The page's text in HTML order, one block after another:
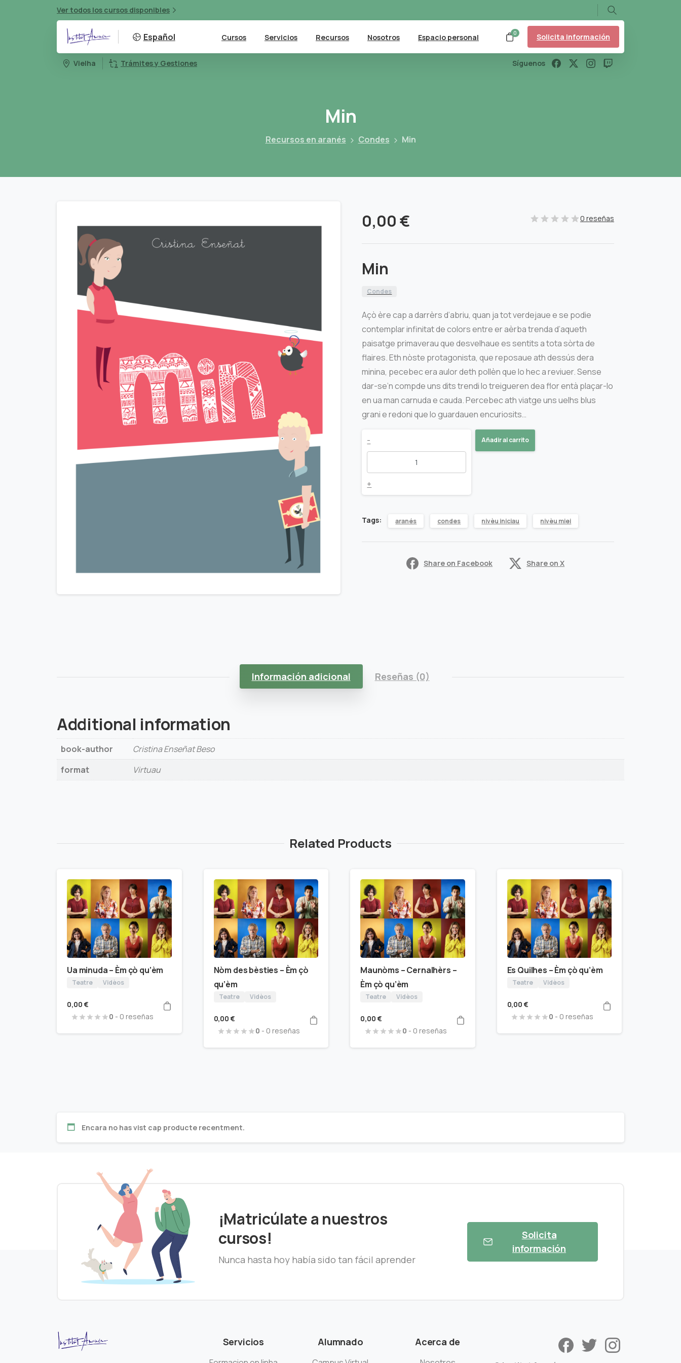
Ver todos los cursos disponibles
Search
Español Cursos Servicios Recursos Nosotros Espacio personal 0 Solicita información
Vielha Trámites y Gestiones Síguenos
Min
Recursos en aranés Condes Min
0,00€ 0 reseñas
Min
Condes
Açò ère cap a darrèrs d’abriu, quan ja tot verdejaue e se podie
contemplar infinitat de colors entre er aèrba trenda d’aqueth
paisatge primaverau que desvelhaue es sentits a tota sòrta de
flaires. Eth nòste protagonista, que reposaue ath dessús dera
minina, pecebec era aulor deth pollèn que lo hec a reviuer. Sense
dar-se’n compde uns dits trendi lo treigueren dea flor entà plaçar-lo
en ua man carnuda e cauda. Percebec ath viatge uns uelhs blus
grani e redoni que lo guardauen encuriosits…
Min
-
+
Añadir al carrito
Tags: aranés condes nivèu iniciau nivèu miei
Share on Facebook Share on X
Información adicional Reseñas (0)
Additional information
book-author
Cristina Enseñat Beso
format
Virtuau
Related Products
Ua minuda – Èm çò qu’èm
Teatre Vidèos
0,00 €
0 - 0 reseñas
Nòm des bèsties – Èm çò
qu’èm
Teatre Vidèos
0,00 €
0 - 0 reseñas
Maunòms – Cernalhèrs –
Èm çò qu’èm
Teatre Vidèos
0,00 €
0 - 0 reseñas
Es Quilhes – Èm çò qu’èm
Teatre Vidèos
0,00 €
0 - 0 reseñas
Encara no has vist cap producte recentment.
¡Matricúlate a nuestros
cursos!
Nunca hasta hoy había sido tan fácil aprender
Solicita
información
Servicios Alumnado Acerca de